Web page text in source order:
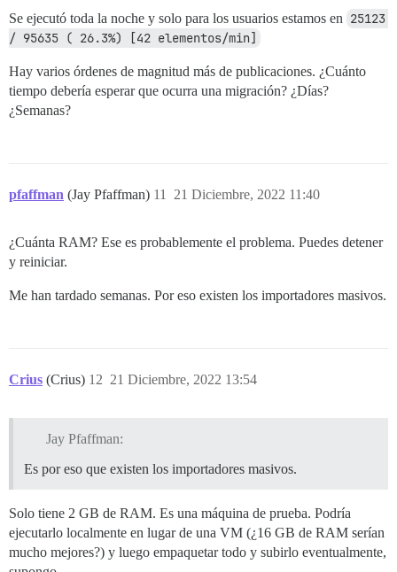
Se ejecutó toda la noche y solo para los usuarios estamos en 25123
/ 95635 ( 26.3%) [42 elementos/min]
Hay varios órdenes de magnitud más de publicaciones. ¿Cuánto
tiempo debería esperar que ocurra una migración? ¿Días?
¿Semanas?
pfaffman (Jay Pfaffman) 21 Diciembre, 2022 11:40
11
¿Cuánta RAM? Ese es probablemente el problema. Puedes detener
y reiniciar.
Me han tardado semanas. Por eso existen los importadores masivos.
Crius (Crius) 21 Diciembre, 2022 13:54
12
Jay Pfaffman:
Es por eso que existen los importadores masivos.
Solo tiene 2 GB de RAM. Es una máquina de prueba. Podría
ejecutarlo localmente en lugar de una VM (¿16 GB de RAM serían
mucho mejores?) y luego empaquetar todo y subirlo eventualmente,